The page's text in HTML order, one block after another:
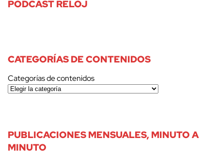
PODCAST RELOJ
CATEGORÍAS DE CONTENIDOS
Categorías de contenidos
PUBLICACIONES MENSUALES, MINUTO A
MINUTO